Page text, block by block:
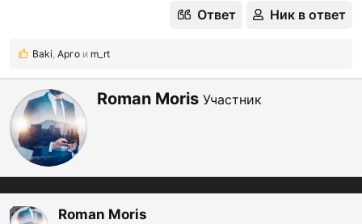
Ответ Ник в ответ
Р
к
и
и
Baki Арго и m_rt
А
р
Roman Moris Участник
OP Roman Moris